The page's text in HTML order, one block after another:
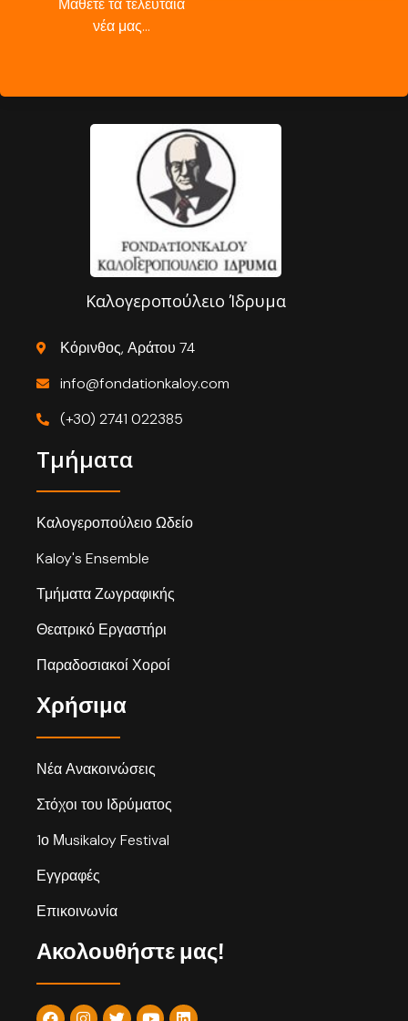
Μάθετε τα τελευταία
νέα μας…
Καλογεροπούλειο Ίδρυμα
Κόρινθος, Αράτου 74
info@fondationkaloy.com
(+30) 2741 022385
Τμήματα
Καλογεροπούλειο Ωδείο
Kaloy's Ensemble
Τμήματα Ζωγραφικής
Θεατρικό Εργαστήρι
Παραδοσιακοί Χοροί
Χρήσιμα
Νέα Ανακοινώσεις
Στόχοι του Ιδρύματος
1ο Μusikaloy Festival
Εγγραφές
Επικοινωνία
Ακολουθήστε μας!